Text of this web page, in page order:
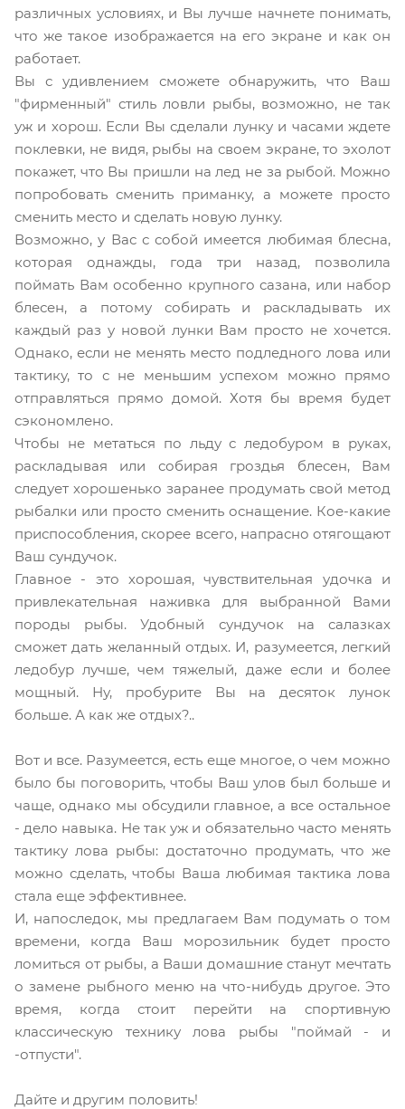
различных условиях, и Вы лучше начнете понимать,
что же такое изображается на его экране и как он
работает.
Вы с удивлением сможете обнаружить, что Ваш
"фирменный" стиль ловли рыбы, возможно, не так
уж и хорош. Если Вы сделали лунку и часами ждете
поклевки, не видя, рыбы на своем экране, то эхолот
покажет, что Вы пришли на лед не за рыбой. Можно
попробовать сменить приманку, а можете просто
сменить место и сделать новую лунку.
Возможно, у Вас с собой имеется любимая блесна,
которая однажды, года три назад, позволила
поймать Вам особенно крупного сазана, или набор
блесен, а потому собирать и раскладывать их
каждый раз у новой лунки Вам просто не хочется.
Однако, если не менять место подледного лова или
тактику, то с не меньшим успехом можно прямо
отправляться прямо домой. Хотя бы время будет
сэкономлено.
Чтобы не метаться по льду с ледобуром в руках,
раскладывая или собирая гроздья блесен, Вам
следует хорошенько заранее продумать свой метод
рыбалки или просто сменить оснащение. Кое-какие
приспособления, скорее всего, напрасно отягощают
Ваш сундучок.
Главное - это хорошая, чувствительная удочка и
привлекательная наживка для выбранной Вами
породы рыбы. Удобный сундучок на салазках
сможет дать желанный отдых. И, разумеется, легкий
ледобур лучше, чем тяжелый, даже если и более
мощный. Ну, пробурите Вы на десяток лунок
больше. А как же отдых?..
Вот и все. Разумеется, есть еще многое, о чем можно
было бы поговорить, чтобы Ваш улов был больше и
чаще, однако мы обсудили главное, а все остальное
- дело навыка. Не так уж и обязательно часто менять
тактику лова рыбы: достаточно продумать, что же
можно сделать, чтобы Ваша любимая тактика лова
стала еще эффективнее.
И, напоследок, мы предлагаем Вам подумать о том
времени, когда Ваш морозильник будет просто
ломиться от рыбы, а Ваши домашние станут мечтать
о замене рыбного меню на что-нибудь другое. Это
время, когда стоит перейти на спортивную
классическую технику лова рыбы "поймай - и
-отпусти".
Дайте и другим половить!